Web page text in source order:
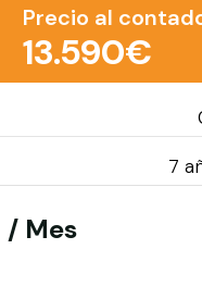
Precio al
13.590€
7
/ Mes